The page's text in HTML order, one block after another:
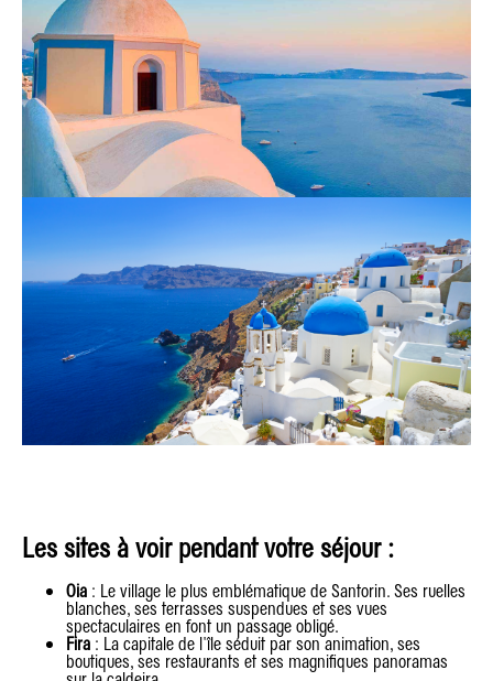
Les sites à voir pendant votre séjour :
Oia : Le village le plus emblématique de Santorin. Ses ruelles
blanches, ses terrasses suspendues et ses vues
spectaculaires en font un passage obligé.
Fira : La capitale de l'île séduit par son animation, ses
boutiques, ses restaurants et ses magnifiques panoramas